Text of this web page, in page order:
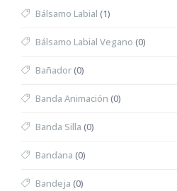
Bálsamo Labial (1)
Bálsamo Labial Vegano (0)
Bañador(0)
Banda Animación (0)
Banda Silla (0)
Bandana (0)
Bandeja (0)